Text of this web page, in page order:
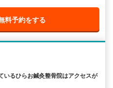
料予約をする
いるひらお鍼灸整骨院はアクセスが